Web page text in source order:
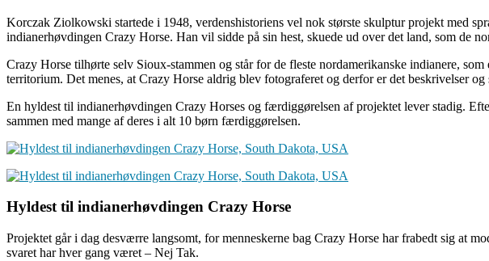
Korczak Ziolkowski startede i 1948, verdenshistoriens vel nok største skulptur projekt med
indianerhøvdingen Crazy Horse. Han vil sidde på sin hest, skuede ud over det land, som de
Crazy Horse tilhørte selv Sioux-stammen og står for de fleste nordamerikanske indianere,
territorium. Det menes, at Crazy Horse aldrig blev fotograferet og derfor er det beskrivelser
En hyldest til indianerhøvdingen Crazy Horses og færdiggørelsen af projektet lever stadig.
sammen med mange af deres i alt 10 børn færdiggørelsen.
Hyldest til indianerhøvdingen Crazy Horse
Projektet går i dag desværre langsomt, for menneskerne bag Crazy Horse har frabedt sig at
svaret har hver gang været – Nej Tak.